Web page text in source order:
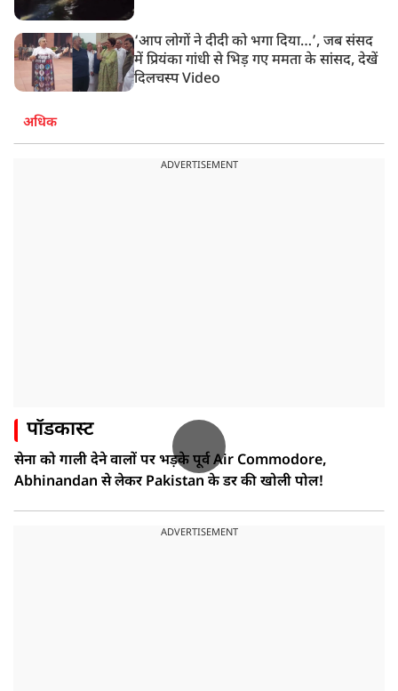
‘आप लोगों ने दीदी को भगा दिया…’, जब संसद
में प्रियंका गांधी से भिड़ गए ममता के सांसद, देखें
दिलचस्प Video
अधिक
ADVERTISEMENT
पॉडकास्ट
सेना को गाली देने वालों पर भड़के पूर्व Air Commodore,
Abhinandan से लेकर Pakistan के डर की खोली पोल!
ADVERTISEMENT